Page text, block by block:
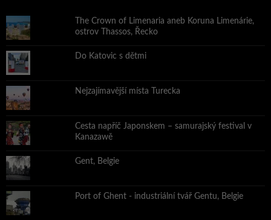
The Crown of Limenaria aneb Koruna Limenárie,
ostrov Thassos, Řecko
Do Katovic s dětmi
Nejzajímavější místa Turecka
Cesta napříč Japonskem – samurajský festival v
Kanazawě
Gent, Belgie
Port of Ghent - industriální tvář Gentu, Belgie